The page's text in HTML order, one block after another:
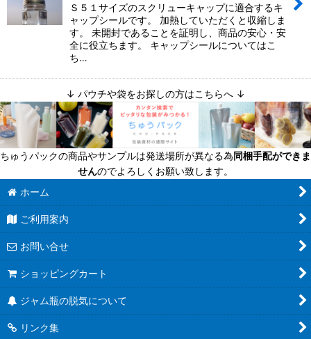
Ｓ５１サイズのスクリューキャップに適合するキ
ャップシールです。 加熱していただくと収縮しま
す。 未開封であることを証明し、商品の安心・安
全に役立ちます。 キャップシールについてはこ
ち…
↓ パウチや袋をお探しの方はこちらへ ↓
ちゅうパックの商品やサンプルは発送場所が異なる為同梱手配ができま
せんのでよろしくお願い致します。
ホーム
ご利用案内
お問い合せ
ショッピングカート
ジャム瓶の脱気について
リンク集